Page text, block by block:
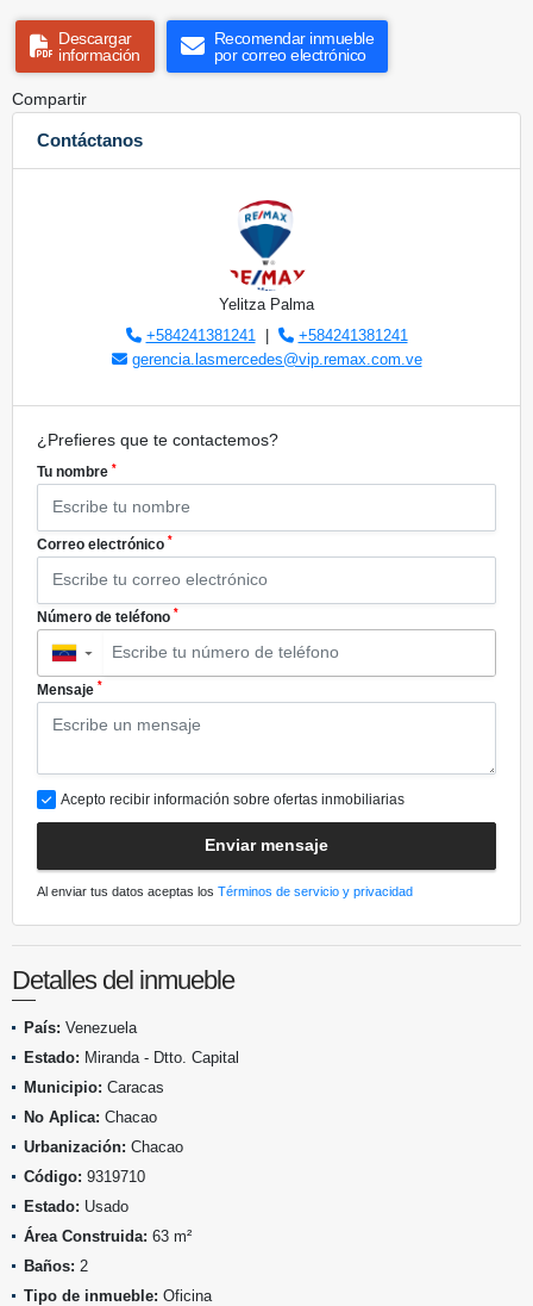
Descargar
información
Recomendar inmueble
por correo electrónico
Compartir
Contáctanos
Yelitza Palma
+584241381241|
+584241381241
gerencia.lasmercedes@vip.remax.com.ve
¿Prefieres que te contactemos?
Tu nombre *
Correo electrónico *
Número de teléfono *
▼
Mensaje *
Acepto recibir información sobre ofertas inmobiliarias
Enviar mensaje
Al enviar tus datos aceptas los Términos de servicio y privacidad
Detalles del inmueble
País: Venezuela
Estado: Miranda - Dtto. Capital
Municipio: Caracas
No Aplica: Chacao
Urbanización: Chacao
Código: 9319710
Estado: Usado
Área Construida: 63 m²
Baños: 2
Tipo de inmueble: Oficina